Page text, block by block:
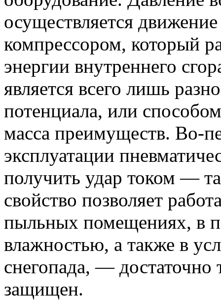
осуществляется
компрессором, который
энергии внутреннего
является всего лишь
потенциала, или
масса преимуществ. Во-
эксплуатации
получить удар током —
свойство позволяет
пыльных помещениях, в
влажностью, а также в
снегопада, —
защищен.